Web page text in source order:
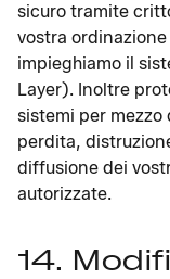
sicuro tramite
vostra
impieghiamo il
Layer). Inoltre
sistemi per
perdita,
diffusione dei
autorizzate.
14.